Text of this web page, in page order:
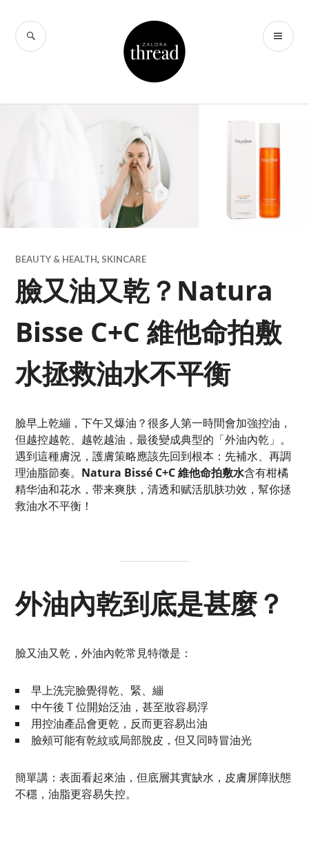
content
THREAD by
ZALORA Hong
Kong
SEARCH
BEAUTY & HEALTH, SKINCARE
臉又油又乾？Natura
Bisse C+C 維他命拍敷
水拯救油水不平衡
臉早上乾繃，下午又爆油？很多人第一時間會加強控油，
但越控越乾、越乾越油，最後變成典型的「外油內乾」。
遇到這種膚況，護膚策略應該先回到根本：先補水、再調
理油脂節奏。 Natura Bissé C+C 維他命拍敷水含有柑橘
精华油和花水，带来爽肤，清透和赋活肌肤功效，幫你拯
救油水不平衡！
外油內乾到底是甚麼？
臉又油又乾，外油內乾常見特徵是：
早上洗完臉覺得乾、緊、繃
中午後 T 位開始泛油，甚至妝容易浮
用控油產品會更乾，反而更容易出油
臉頰可能有乾紋或局部脫皮，但又同時冒油光
簡單講：表面看起來油，但底層其實缺水，皮膚屏障狀態
不穩，油脂更容易失控。